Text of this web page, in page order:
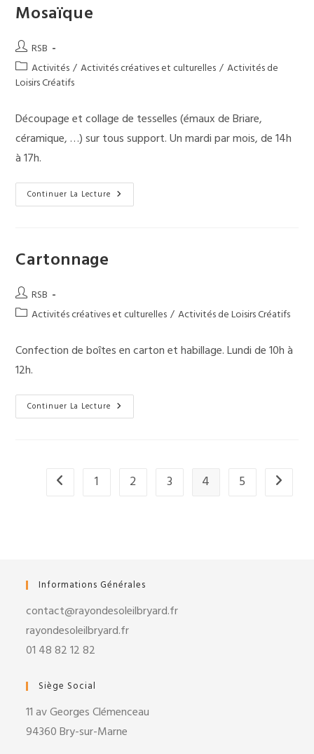
Mosaïque
Auteur/autrice
de
la
publication :
RSB
Post
category:
Activités / Activités créatives et culturelles / Activités de
Loisirs Créatifs
Découpage et collage de tesselles (émaux de Briare,
céramique, …) sur tous support. Un mardi par mois, de 14h
à 17h.
Continuer La Lecture Mosaïque
Cartonnage
Auteur/autrice
de
RSB
PostActivités créatives et culturelles / Activités de Loisirs Créatifs
Confection de boîtes en carton et habillage. Lundi de 10h à
12h.
Continuer La Lecture Cartonnage
Go to the previous page
1 2 3 4 5 Aller à
Informations Générales
contact@rayondesoleilbryard.fr
rayondesoleilbryard.fr
01 48 82 12 82
Siège Social
11 av Georges Clémenceau
94360 Bry-sur-Marne